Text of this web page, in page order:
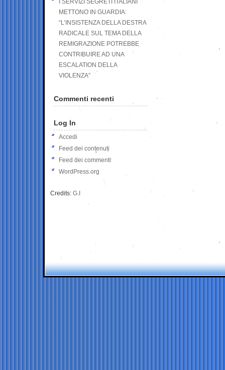
I SERVIZI SEGRETI ITALIANI
METTONO IN GUARDIA:
“L’INSISTENZA DELLA DESTRA
RADICALE SUL TEMA DELLA
REMIGRAZIONE POTREBBE
CONTRIBUIRE AD UNA
ESCALATION DELLA
VIOLENZA”
Commenti recenti
Log In
Accedi
Feed dei contenuti
Feed dei commenti
WordPress.org
Credits: G.I